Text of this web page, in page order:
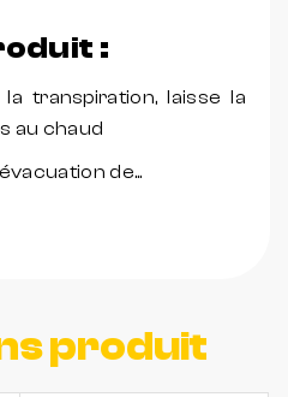
:
transpiration, laisse la
au chaud
de...
produit